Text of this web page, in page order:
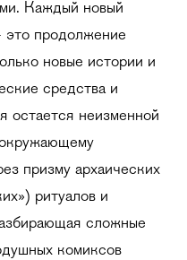
Каждый новый
продолжение
новые истории и
средства и
остается неизменной
призму архаических
ритуалов и
сложные
комиксов